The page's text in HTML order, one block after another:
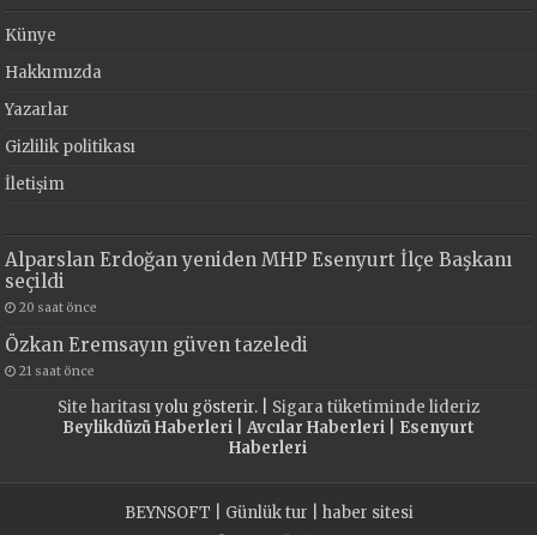
Künye
Hakkımızda
Yazarlar
Gizlilik politikası
İletişim
Alparslan Erdoğan yeniden MHP Esenyurt İlçe Başkanı
seçildi
20 saat önce
Özkan Eremsayın güven tazeledi
21 saat önce
Site haritasıyolu gösterir. | Sigara tüketiminde lideriz
Beylikdüzü Haberleri| Avcılar Haberleri| Esenyurt
Haberleri
BEYNSOFT Günlük tur haber sitesi